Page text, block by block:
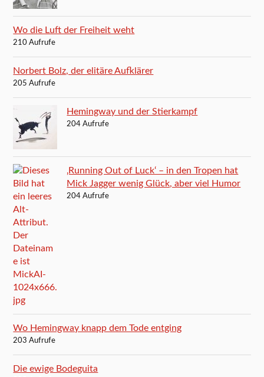
Wo die Luft der Freiheit weht
210 Aufrufe
Norbert Bolz, der elitäre Aufklärer
205 Aufrufe
Hemingway und der Stierkampf
204 Aufrufe
‚Running Out of Luck‘ – in den Tropen hat
Mick Jagger wenig Glück, aber viel Humor
204 Aufrufe
Wo Hemingway knapp dem Tode entging
203 Aufrufe
Die ewige Bodeguita